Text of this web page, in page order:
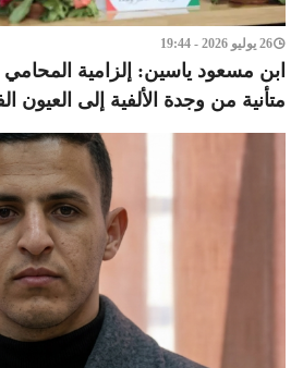
26 يوليو 2026 - 19:44
ابن مسعود ياسين: إلزامية
متأنية من وجدة الألفية إلى العيون